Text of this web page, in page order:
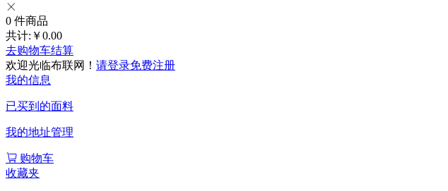
0 件商品
共计: ￥0.00
去购物车结算
欢迎光临布联网！ 请登录免费注册
我的信息
已买到的面料
我的地址管理
购物车
收藏夹